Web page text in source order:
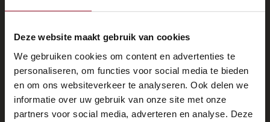
Deze website maakt gebruik van cookies
We gebruiken cookies om content en advertenties te
personaliseren, om functies voor social media te bieden
en om ons websiteverkeer te analyseren. Ook delen we
informatie over uw gebruik van onze site met onze
partners voor social media, adverteren en analyse. Deze
Oldtimer motorverzekering
Interessante links
Vetera Oldtimerverzekering
Wanneer een oldtimerverzekering?